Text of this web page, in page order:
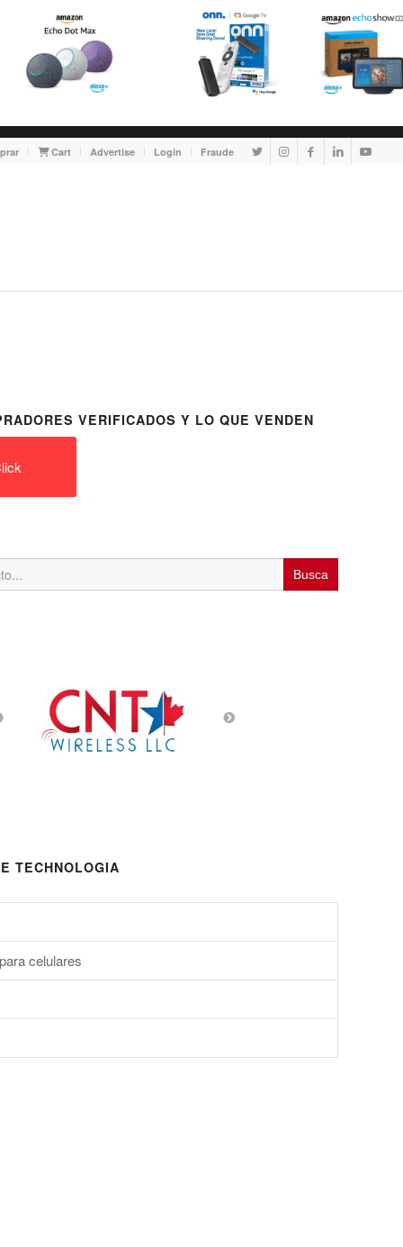
Cart Advertise Login Fraude
VERIFICADOS Y LO QUE VENDEN
TECHNOLOGIA
celulares